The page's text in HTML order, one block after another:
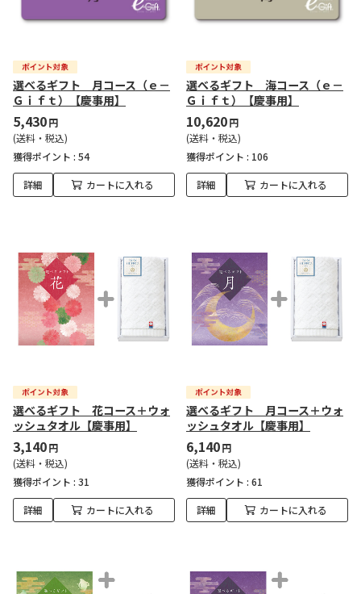
選べるギフト 月コース（ｅ－
Ｇｉｆｔ）【慶事用】
5,430円
(送料・税込)
獲得ポイント : 54
詳細 カートに入れる
選べるギフト 海コース（ｅ－
Ｇｉｆｔ）【慶事用】
10,620円
(送料・税込)
獲得ポイント : 106
詳細 カートに入れる
選べるギフト 花コース＋ウォ
ッシュタオル【慶事用】
3,140円
(送料・税込)
獲得ポイント : 31
詳細 カートに入れる
選べるギフト 月コース＋ウォ
ッシュタオル【慶事用】
6,140円
(送料・税込)
獲得ポイント : 61
詳細 カートに入れる